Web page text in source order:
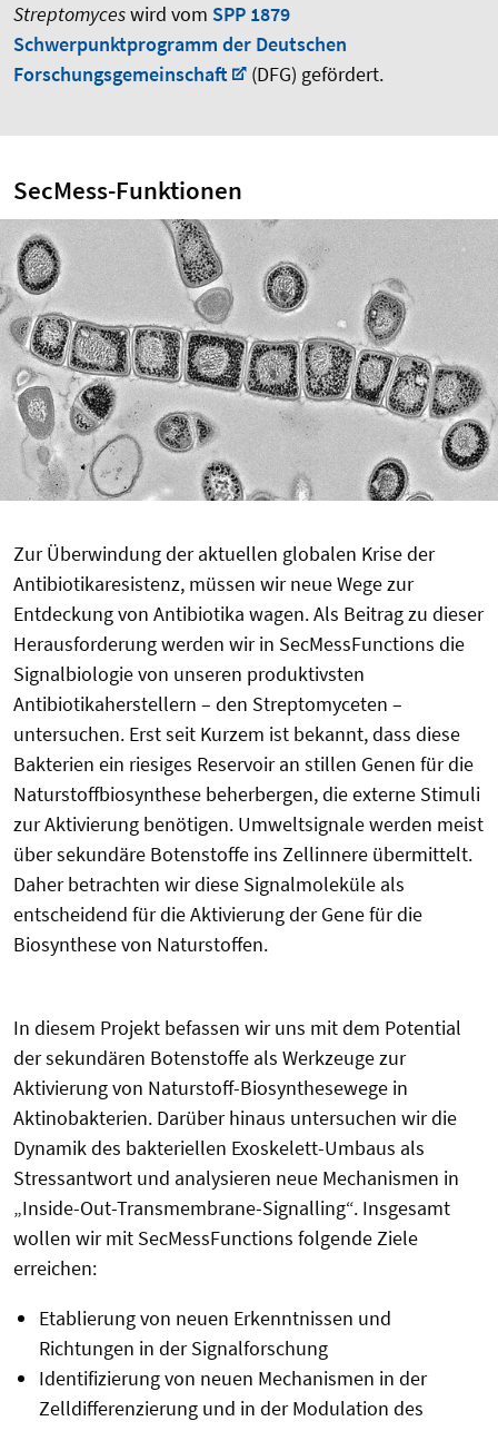
Streptomyceswird vom SPP 1879
Schwerpunktprogramm der Deutschen
Forschungsgemeinschaft
(DFG) gefördert.
SecMess-Funktionen
Zur Überwindung der aktuellen globalen Krise der
Antibiotikaresistenz, müssen wir neue Wege zur
Entdeckung von Antibiotika wagen. Als Beitrag zu dieser
Herausforderung werden wir in SecMessFunctions die
Signalbiologie von unseren produktivsten
Antibiotikaherstellern – den Streptomyceten –
untersuchen. Erst seit Kurzem ist bekannt, dass diese
Bakterien ein riesiges Reservoir an stillen Genen für die
Naturstoffbiosynthese beherbergen, die externe Stimuli
zur Aktivierung benötigen. Umweltsignale werden meist
über sekundäre Botenstoffe ins Zellinnere übermittelt.
Daher betrachten wir diese Signalmoleküle als
entscheidend für die Aktivierung der Gene für die
Biosynthese von Naturstoffen.
In diesem Projekt befassen wir uns mit dem Potential
der sekundären Botenstoffe als Werkzeuge zur
Aktivierung von Naturstoff-Biosynthesewege in
Aktinobakterien. Darüber hinaus untersuchen wir die
Dynamik des bakteriellen Exoskelett-Umbaus als
Stressantwort und analysieren neue Mechanismen in
„Inside-Out-Transmembrane-Signalling“. Insgesamt
wollen wir mit SecMessFunctions folgende Ziele
erreichen:
Etablierung von neuen Erkenntnissen und
Richtungen in der Signalforschung
Identifizierung von neuen Mechanismen in der
Zelldifferenzierung und in der Modulation des